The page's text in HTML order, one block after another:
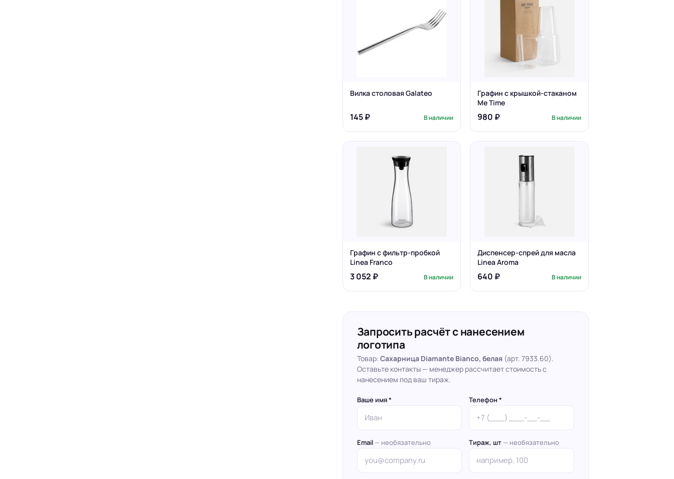
Вилка столовая Galateo
145 ₽ В наличии
Графин с крышкой-стаканом
Me Time
980 ₽ В наличии
Графин с фильтр-пробкой
Linea Franco
3 052 ₽ В наличии
Диспенсер-спрей для масла
Linea Aroma
640 ₽ В наличии
Запросить расчёт с нанесением
логотипа
Товар: Сахарница Diamante Bianco, белая(арт. 7933.60).
Оставьте контакты — менеджер рассчитает стоимость с
нанесением под ваш тираж.
Ваше имя * Телефон *
Email — необязательно Тираж, шт — необязательно